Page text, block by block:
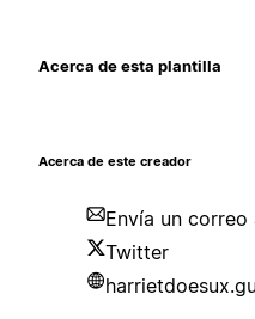
Acerca de esta plantilla
Acerca de este creador
Envía un
Twitter